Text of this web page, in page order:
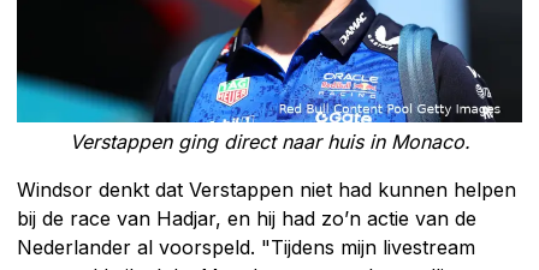
Verstappen ging direct naar huis in Monaco.
Windsor denkt dat Verstappen niet had kunnen helpen
bij de race van Hadjar, en hij had zo’n actie van de
Nederlander al voorspeld. "Tijdens mijn livestream